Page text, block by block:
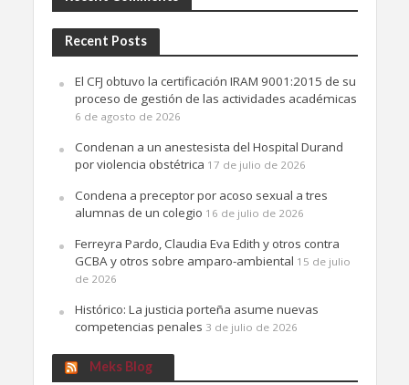
Recent Posts
El CFJ obtuvo la certificación IRAM 9001:2015 de su
proceso de gestión de las actividades académicas
6 de agosto de 2026
Condenan a un anestesista del Hospital Durand
por violencia obstétrica 17 de julio de 2026
Condena a preceptor por acoso sexual a tres
alumnas de un colegio 16 de julio de 2026
Ferreyra Pardo, Claudia Eva Edith y otros contra
GCBA y otros sobre amparo-ambiental 15 de julio
de 2026
Histórico: La justicia porteña asume nuevas
competencias penales 3 de julio de 2026
Meks Blog